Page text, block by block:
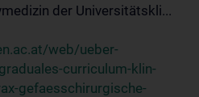
der Universitätskli...
web/ueber-
curriculum-klin-
gefaesschirurgische-